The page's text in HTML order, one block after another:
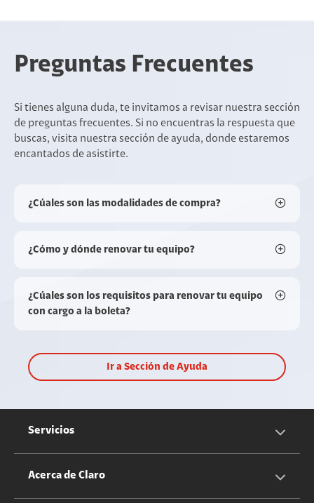
Preguntas Frecuentes
Si tienes alguna duda, te invitamos a revisar nuestra sección
de preguntas frecuentes. Si no encuentras la respuesta que
buscas, visita nuestra sección de ayuda, donde estaremos
encantados de asistirte.
¿Cúales son las modalidades de compra?
¿Cómo y dónde renovar tu equipo?
¿Cúales son los requisitos para renovar tu equipo
con cargo a la boleta?
Ir a Sección de Ayuda
Servicios
Servicios Móviles
Acerca de Claro